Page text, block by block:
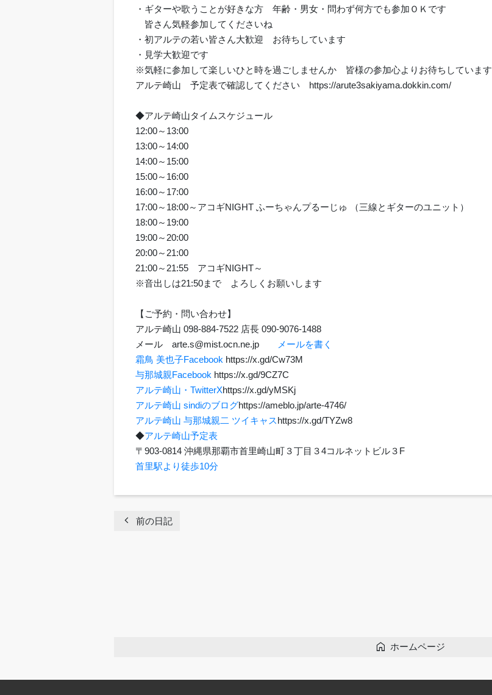
・ギターや歌うことが好きな方 年齢・男女・問わず何方でも参加ＯＫです
皆さん気軽参加してくださいね
・初アルテの若い皆さん大歓迎 お待ちしています
・見学大歓迎です
※気軽に参加して楽しいひと時を過ごしませんか 皆様の参加心よりお待ちしています
アルテ崎山 予定表で確認してください https://arute3sakiyama.dokkin.com/
◆アルテ崎山タイムスケジュール
12:00～13:00
13:00～14:00
14:00～15:00
15:00～16:00
16:00～17:00
17:00～18:00～アコギNIGHT ふーちゃんプるーじゅ （三線とギターのユニット）
18:00～19:00
19:00～20:00
20:00～21:00
21:00～21:55 アコギNIGHT～
※音出しは21:50まで よろしくお願いします
【ご予約・問い合わせ】
アルテ崎山 098-884-7522 店長 090-9076-1488
メール arte.s@mist.ocn.ne.jp
メールを書く
霜鳥 美也子Facebook https://x.gd/Cw73M
与那城親Facebook https://x.gd/9CZ7C
アルテ崎山・TwitterXhttps://x.gd/yMSKj
アルテ崎山 sindiのブログhttps://ameblo.jp/arte-4746/
アルテ崎山 与那城親二 ツイキャスhttps://x.gd/TYZw8
◆アルテ崎山予定表
〒903-0814 沖縄県那覇市首里崎山町３丁目３4コルネットビル３F
首里駅より徒歩10分
chevron_left 前の日記
home ホームページ